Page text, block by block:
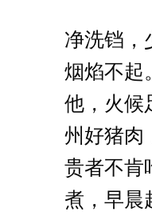
净洗铛，
烟焰不起
他，火候
州好猪肉
贵者不肯
煮，早晨